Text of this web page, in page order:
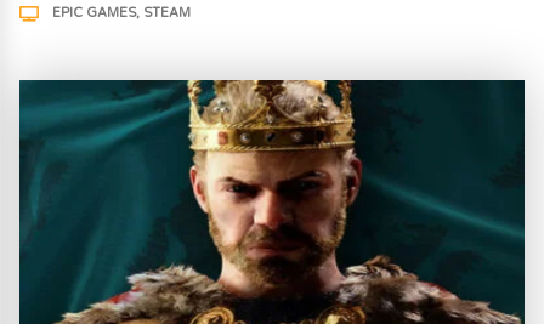
EPIC GAMES STEAM